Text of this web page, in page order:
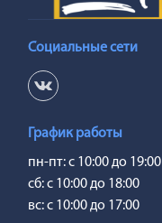
Социальные сети
График работы
пн-пт: с 10:00 до 19:00
сб: с 10:00 до 18:00
вс: с 10:00 до 17:00